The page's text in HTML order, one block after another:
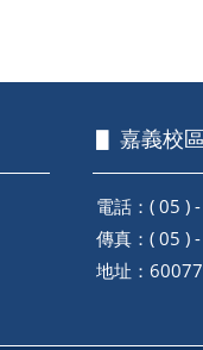
▋ 嘉義校區
電話：( 05 )
傳真：( 05 )
地址：